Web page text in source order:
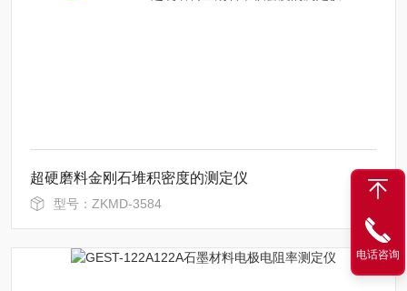
超硬磨料金刚石堆积密度的测定仪
型号：ZKMD-3584
电话咨询